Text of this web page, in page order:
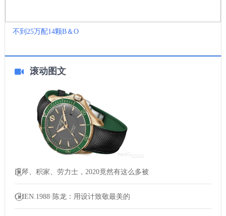
不到25万配14颗B＆O
滚动图文
浪琴、积家、劳力士，2020竟然有这么多被
CHEN.1988·陈龙：用设计致敬最美的